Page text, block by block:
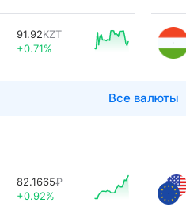
91.92KZT
+0.71%
Все валюты
82.1665₽
+0.92%